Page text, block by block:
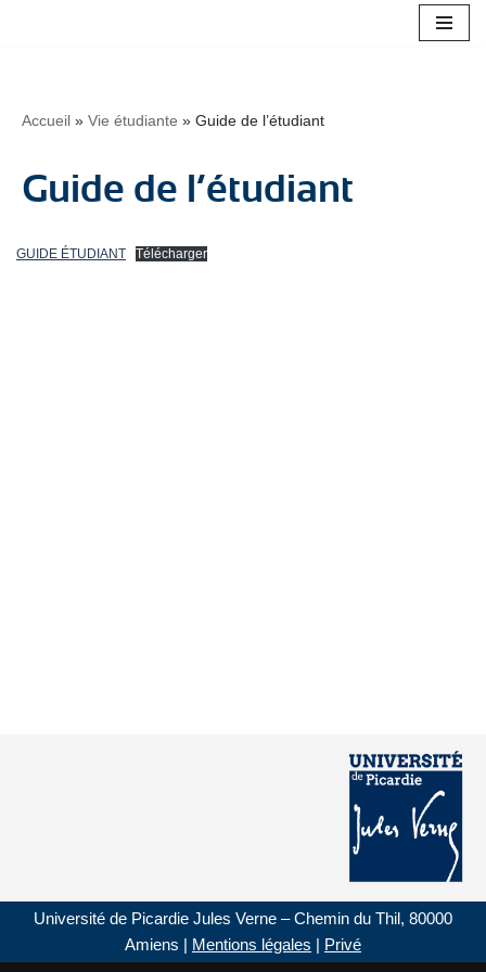
Accueil » Vie étudiante » Guide de l’étudiant
Guide de l’étudiant
GUIDE ÉTUDIANT Télécharger
Université de Picardie Jules Verne – Chemin du Thil, 80000
Amiens | Mentions légales | Privé